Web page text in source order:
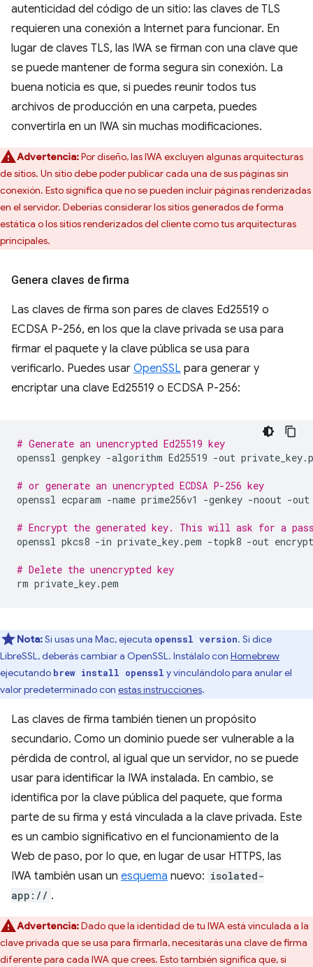
autenticidad del código de un sitio: las claves de TLS
requieren una conexión a Internet para funcionar. En
lugar de claves TLS, las IWA se firman con una clave que
se puede mantener de forma segura sin conexión. La
buena noticia es que, si puedes reunir todos tus
archivos de producción en una carpeta, puedes
convertirla en un IWA sin muchas modificaciones.
Advertencia:Por diseño, las IWA excluyen algunas arquitecturas
de sitios. Un sitio debe poder publicar cada una de sus páginas sin
conexión. Esto significa que no se pueden incluir páginas renderizadas
en el servidor. Deberías considerar los sitios generados de forma
estática o los sitios renderizados del cliente como tus arquitecturas
principales.
Genera claves de firma
Las claves de firma son pares de claves Ed25519 o
ECDSA P-256, en los que la clave privada se usa para
firmar el paquete y la clave pública se usa para
verificarlo. Puedes usar OpenSSL para generar y
encriptar una clave Ed25519 o ECDSA P-256:
# Generate an unencrypted Ed25519 key
openssl genpkey -algorithm Ed25519 -out
# or generate an unencrypted ECDSA P-256 key
openssl ecparam -name prime256v1 -genkey -noout -out
# Encrypt the generated key. This will ask for a
openssl pkcs8 -in private_key.pem -topk8 -out
# Delete the unencrypted key
rm
Nota:Si usas una Mac, ejecuta openssl version. Si dice
LibreSSL, deberás cambiar a OpenSSL. Instálalo con Homebrew
ejecutando brew install openssl y vinculándolo para anular el
valor predeterminado con estas instrucciones.
Las claves de firma también tienen un propósito
secundario. Como un dominio puede ser vulnerable a la
pérdida de control, al igual que un servidor, no se puede
usar para identificar la IWA instalada. En cambio, se
identifica por la clave pública del paquete, que forma
parte de su firma y está vinculada a la clave privada. Este
es un cambio significativo en el funcionamiento de la
Web de paso, por lo que, en lugar de usar HTTPS, las
IWA también usan un esquema nuevo: isolated-
app:// .
Advertencia:Dado que la identidad de tu IWA está vinculada a la
clave privada que se usa para firmarla, necesitarás una clave de firma
diferente para cada IWA que crees. Esto también significa que, si